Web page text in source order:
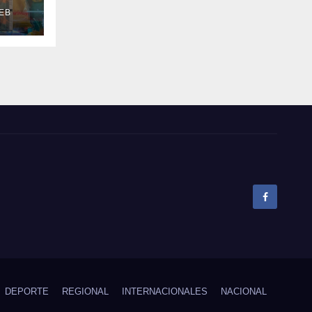
DEPORTE REGIONAL INTERNACIONALES NACIONAL